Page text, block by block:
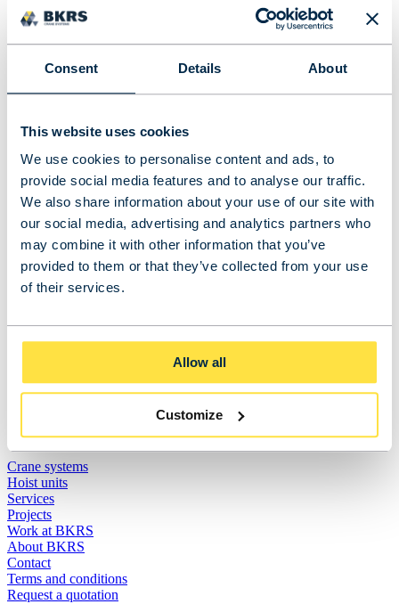
Consent Details About
This website uses cookies
We use cookies to personalise content and ads, to
provide social media features and to analyse our traffic.
We also share information about your use of our site with
our social media, advertising and analytics partners who
may combine it with other information that you’ve
provided to them or that they’ve collected from your use
of their services.
Allow all
Customize
- Engineering van kraansystemen
- Onderhoud en keuring van Kraansystemen
- Staalbouw
Projecten
Werken bij
Over BKRS
- Blog
Contact
Contact information
Doornhoek 3755
5465 TA Veghel
Sitemap
Crane systems
Hoist units
Services
Projects
Work at BKRS
About BKRS
Contact
Terms and conditions
Request a quotation